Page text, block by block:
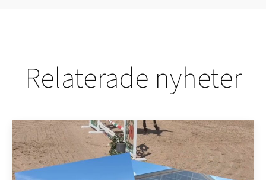
Relaterade nyheter